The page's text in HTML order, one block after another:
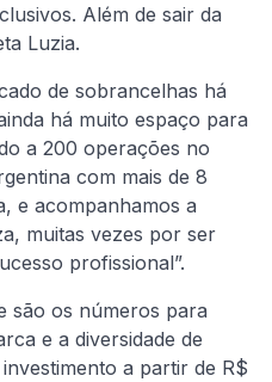
Além de sair da
Luzia.
de sobrancelhas há
há muito espaço para
a 200 operações no
com mais de 8
e acompanhamos a
muitas vezes por ser
profissional”.
são os números para
e a diversidade de
a partir de R$